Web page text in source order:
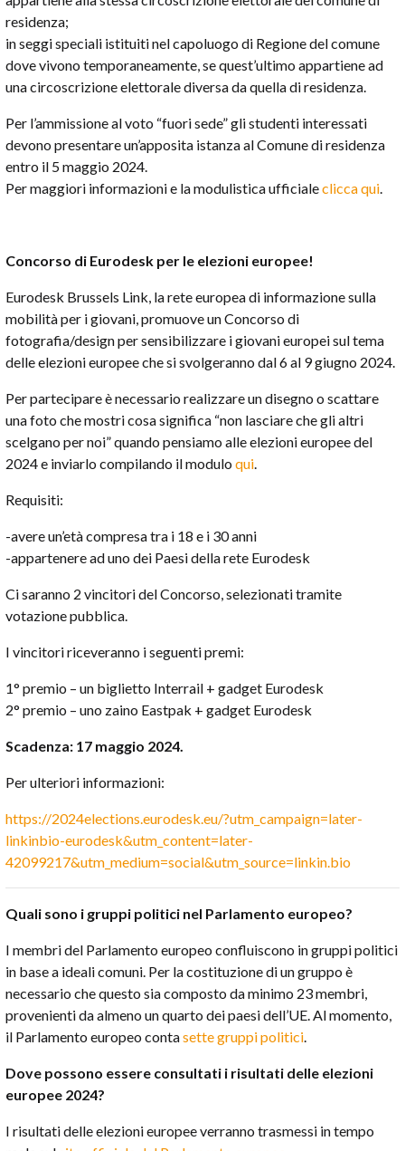
residenza;
in seggi speciali istituiti nel capoluogo di Regione del comune
dove vivono temporaneamente, se quest’ultimo appartiene ad
una circoscrizione elettorale diversa da quella di residenza.
Per l’ammissione al voto “fuori sede” gli studenti interessati
devono presentare un’apposita istanza al Comune di residenza
entro il 5 maggio 2024.
Per maggiori informazioni e la modulistica ufficialeclicca qui.
Concorso di Eurodesk per le elezioni europee!
Eurodesk Brussels Link, la rete europea di informazione sulla
mobilità per i giovani, promuove un Concorso di
fotografia/design per sensibilizzare i giovani europei sul tema
delle elezioni europee che si svolgeranno dal 6 al 9 giugno 2024.
Per partecipare è necessario realizzare un disegno o scattare
una foto che mostri cosa significa “non lasciare che gli altri
scelgano per noi” quando pensiamo alle elezioni europee del
2024 e inviarlo compilando il modulo qui.
Requisiti:
-avere un’età compresa tra i 18 e i 30 anni
-appartenere ad uno dei Paesi della rete Eurodesk
Ci saranno 2 vincitori del Concorso, selezionati tramite
votazione pubblica.
I vincitori riceveranno i seguenti premi:
1° premio – un biglietto Interrail + gadget Eurodesk
2° premio – uno zaino Eastpak + gadget Eurodesk
Scadenza: 17 maggio 2024.
Per ulteriori informazioni:
https://2024elections.eurodesk.eu/?utm_campaign=later-
linkinbio-eurodesk&utm_content=later-
42099217&utm_medium=social&utm_source=linkin.bio
Quali sono i gruppi politici nel Parlamento europeo?
I membri del Parlamento europeo confluiscono in gruppi politici
in base a ideali comuni. Per la costituzione di un gruppo è
necessario che questo sia composto da minimo 23 membri,
provenienti da almeno un quarto dei paesi dell’UE. Al momento,
il Parlamento europeo contasette gruppi politici.
Dove possono essere consultati i risultati delle elezioni
europee 2024?
I risultati delle elezioni europee verranno trasmessi in tempo